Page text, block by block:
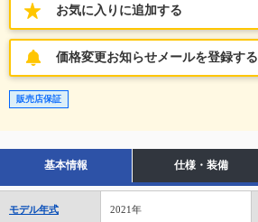
お気に入りに追加する
価格変更お知らせメールを登録する
販売店保証
基本情報 仕様・装備
モデル年式 2021年